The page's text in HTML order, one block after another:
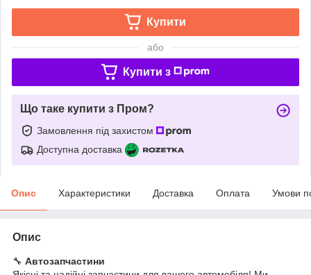
Купити
або
Купити з
Що таке купити з Пром?
Замовлення під захистом
Доступна доставка
Опис Характеристики Доставка Оплата Умови
Опис
🔧 Автозапчастини